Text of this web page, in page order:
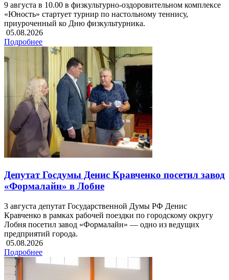
9 августа в 10.00 в физкультурно-оздоровительном комплексе
«Юность» стартует турнир по настольному теннису,
приуроченный ко Дню физкультурника.
05.08.2026
Подробнее
Депутат Госдумы Денис Кравченко посетил завод
«Формалайн» в Лобне
3 августа депутат Государственной Думы РФ Денис
Кравченко в рамках рабочей поездки по городскому округу
Лобня посетил завод «Формалайн» — одно из ведущих
предприятий города.
05.08.2026
Подробнее